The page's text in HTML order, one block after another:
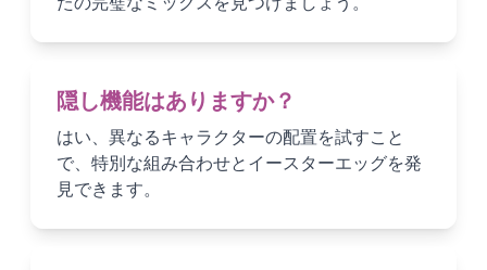
隠し機能はありますか？
はい、異なるキャラクターの配置を試すこと
で、特別な組み合わせとイースターエッグを発
見できます。